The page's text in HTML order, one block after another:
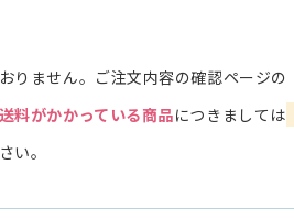
ません。ご注文内容の確認ページの
料がかかっている商品につきましては
い。